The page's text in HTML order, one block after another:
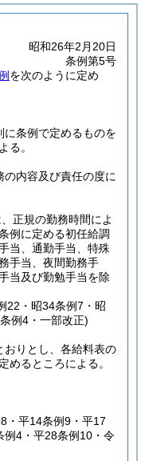
昭和26年2月20日
条例第5号
を次のように定め
条例で定めるものを
る。
内容及び責任の度に
、正規の勤務時間によ
例に定める初任給調
当、通勤手当、特殊
手当、夜間勤務手
当及び勤勉手当を除
22・昭34条例7・昭
例4・一部改正)
おりとし、各給料表の
めるところによる。
・平14条例9・平17
例4・平28条例10・令